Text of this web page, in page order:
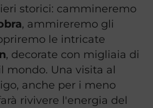
storici: cammineremo
, ammireremo gli
le intricate
, decorate con migliaia di
mondo. Una visita al
anche per i meno
rivivere l'energia del